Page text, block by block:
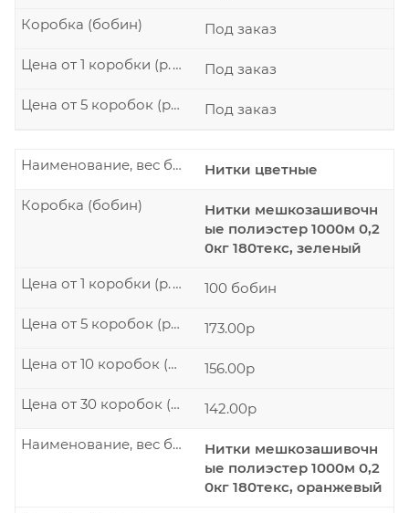
Под заказ
Коробка (бобин)
Под заказ
Цена от 1 коробки (р./шт.)
Под заказ
Цена от 5 коробок (р./шт.)
Нитки цветные
Наименование, вес бобины
Нитки мешкозашивочн
ые полиэстер 1000м 0,2
0кг 180текс, зеленый
Коробка (бобин)
100 бобин
Цена от 1 коробки (р./шт.)
173.00р
Цена от 5 коробок (р./шт.)
156.00р
Цена от 10 коробок (р./шт.)
142.00р
Цена от 30 коробок (р./шт.)
Нитки мешкозашивочн
ые полиэстер 1000м 0,2
0кг 180текс, оранжевый
Наименование, вес бобины